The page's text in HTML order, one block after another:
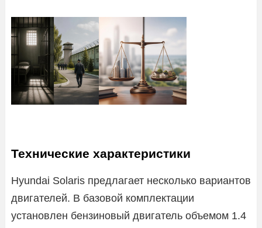
Технические характеристики
Hyundai Solaris предлагает несколько вариантов
двигателей. В базовой комплектации
установлен бензиновый двигатель объемом 1.4